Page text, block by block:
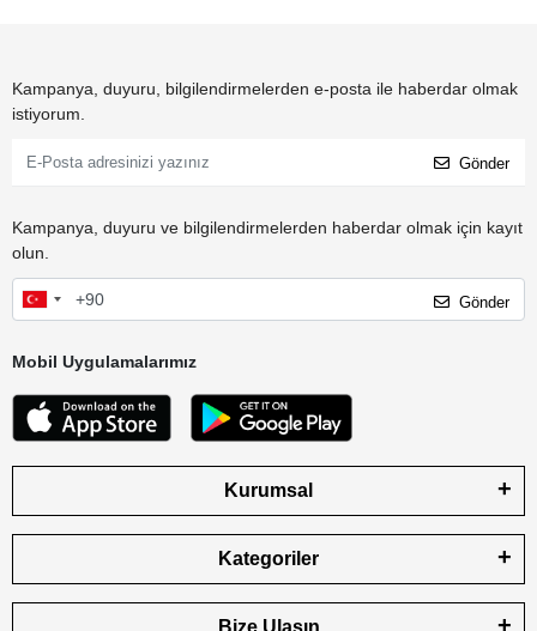
Kampanya, duyuru, bilgilendirmelerden e-posta ile haberdar olmak
istiyorum.
Gönder
Kampanya, duyuru ve bilgilendirmelerden haberdar olmak için kayıt
olun.
Gönder
Mobil Uygulamalarımız
Kurumsal
Kategoriler
Bize Ulaşın